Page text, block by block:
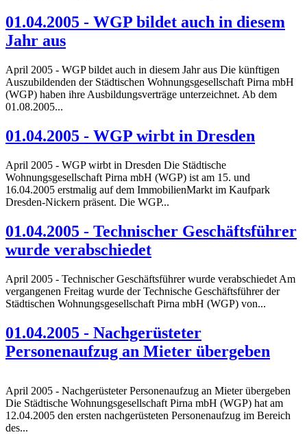
01.04.2005 - WGP bildet auch in diesem
Jahr aus
April 2005 - WGP bildet auch in diesem Jahr aus Die künftigen
Auszubildenden der Städtischen Wohnungsgesellschaft Pirna mbH
(WGP) haben ihre Ausbildungsverträge unterzeichnet. Ab dem
01.08.2005...
01.04.2005 - WGP wirbt in Dresden
April 2005 - WGP wirbt in Dresden Die Städtische
Wohnungsgesellschaft Pirna mbH (WGP) ist am 15. und
16.04.2005 erstmalig auf dem ImmobilienMarkt im Kaufpark
Dresden-Nickern präsent. Die WGP...
01.04.2005 - Technischer Geschäftsführer
wurde verabschiedet
April 2005 - Technischer Geschäftsführer wurde verabschiedet Am
vergangenen Freitag wurde der Technische Geschäftsführer der
Städtischen Wohnungsgesellschaft Pirna mbH (WGP) von...
01.04.2005 - Nachgerüsteter
Personenaufzug an Mieter übergeben
April 2005 - Nachgerüsteter Personenaufzug an Mieter übergeben
Die Städtische Wohnungsgesellschaft Pirna mbH (WGP) hat am
12.04.2005 den ersten nachgerüsteten Personenaufzug im Bereich
des...